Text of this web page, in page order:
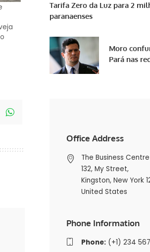
Tarifa Zero da Luz para 2
paranaenses
Moro
Pará nas
Office Address
The Business Centre
132, My Street,
Kingston, New York
United States
Phone Information
Phone:(+1) 234